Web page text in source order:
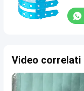
Video correlati